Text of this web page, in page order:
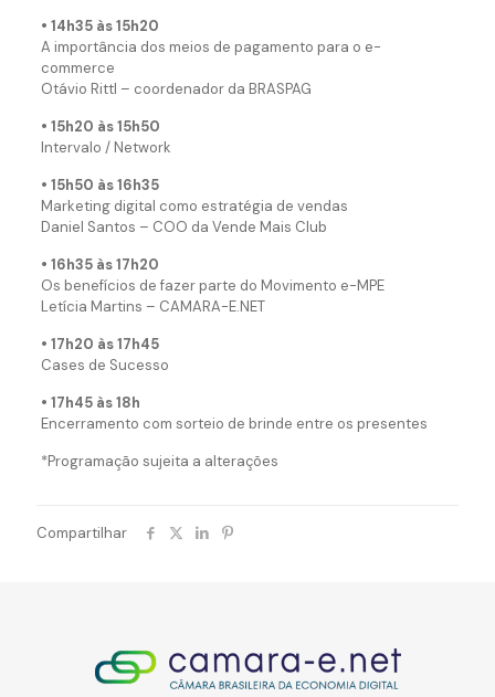
• 14h35 às 15h20
A importância dos meios de pagamento para o e-
commerce
Otávio Rittl – coordenador da BRASPAG
• 15h20 às 15h50
Intervalo / Network
• 15h50 às 16h35
Marketing digital como estratégia de vendas
Daniel Santos – COO da Vende Mais Club
• 16h35 às 17h20
Os benefícios de fazer parte do Movimento e-MPE
Letícia Martins – CAMARA-E.NET
• 17h20 às 17h45
Cases de Sucesso
• 17h45 às 18h
Encerramento com sorteio de brinde entre os presentes
*Programação sujeita a alterações
Compartilhar